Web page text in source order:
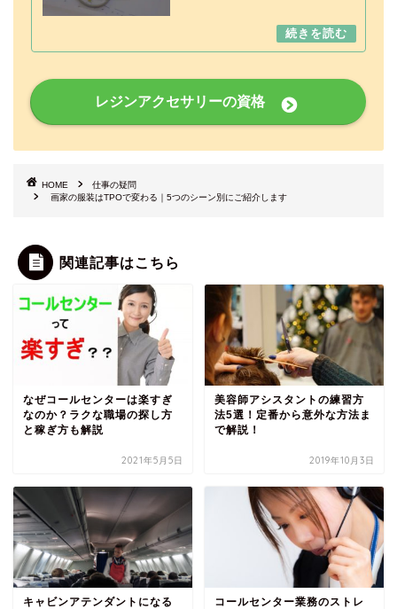
レジンアクセサリーの資格
HOME
仕事の疑問
画家の服装はTPOで変わる｜5つのシーン別にご紹介します
関連記事はこちら
なぜコールセンターは楽すぎ
なのか？ラクな職場の探し方
と稼ぎ方も解説
2021年5月5日
美容師アシスタントの練習方
法5選！定番から意外な方法ま
で解説！
2019年10月3日
キャビンアテンダントになる
コールセンター業務のストレ